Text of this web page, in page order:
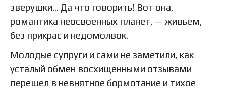
зверушки… Да что говорить! Вот она,
романтика неосвоенных планет, — живьем,
без прикрас и недомолвок.
Молодые супруги и сами не заметили, как
усталый обмен восхищенными отзывами
перешел в невнятное бормотание и тихое